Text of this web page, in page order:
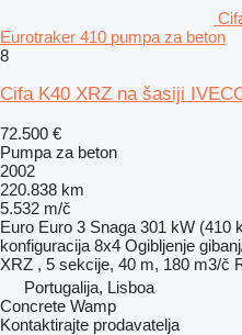
Eurotraker 410 pumpa za beton
8
Cifa K40 XRZ na šasiji
72.500 €
Pumpa za beton
2002
220.838 km
5.532 m/č
Euro Euro 3 Snaga 301 kW (410
konfiguracija 8x4 Ogibljenje
XRZ , 5 sekcije, 40 m, 180 m3/č
Portugalija, Lisboa
Concrete Wamp
Kontaktirajte prodavatelja